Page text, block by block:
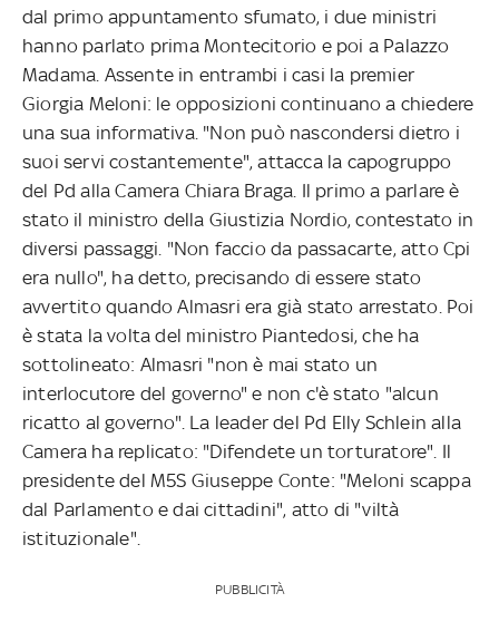
dal primo appuntamento sfumato, i due ministri
hanno parlato prima Montecitorio e poi a Palazzo
Madama. Assente in entrambi i casi la premier
Giorgia Meloni: le opposizioni continuano a chiedere
una sua informativa. "Non può nascondersi dietro i
suoi servi costantemente", attacca la capogruppo
del Pd alla Camera Chiara Braga. Il primo a parlare è
stato il ministro della Giustizia Nordio, contestato in
diversi passaggi. "Non faccio da passacarte, atto Cpi
era nullo", ha detto, precisando di essere stato
avvertito quando Almasri era già stato arrestato. Poi
è stata la volta del ministro Piantedosi, che ha
sottolineato: Almasri "non è mai stato un
interlocutore del governo" e non c'è stato "alcun
ricatto al governo". La leader del Pd Elly Schlein alla
Camera ha replicato: "Difendete un torturatore". Il
presidente del M5S Giuseppe Conte: "Meloni scappa
dal Parlamento e dai cittadini", atto di "viltà
istituzionale".
PUBBLICITÀ